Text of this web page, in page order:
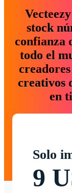
stock
confianza
todo el
creativos
en
Solo
9